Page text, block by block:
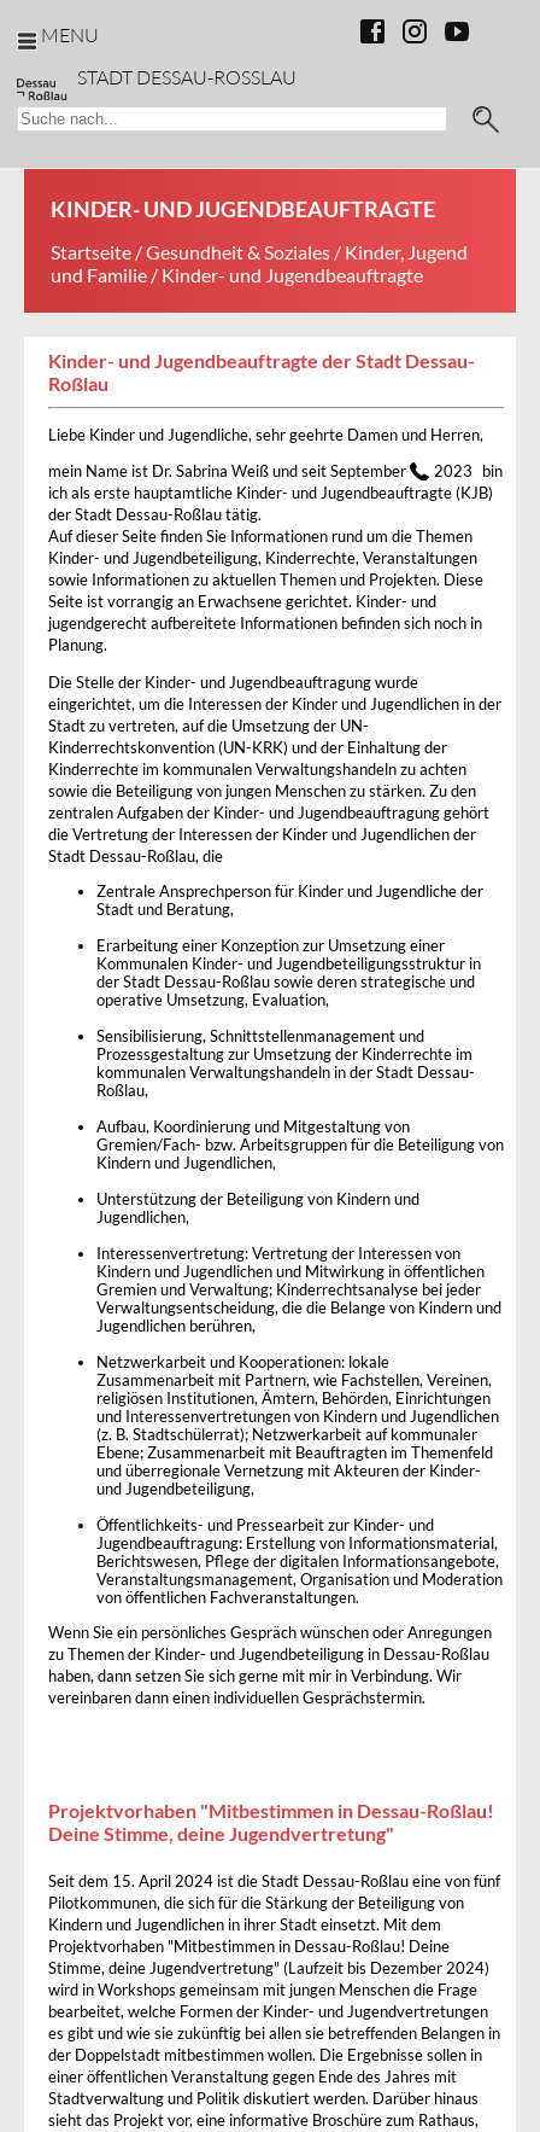
MENU
STADT DESSAU-ROSSLAU
KINDER- UND JUGENDBEAUFTRAGTE
Startseite /Gesundheit & Soziales / Kinder, Jugend
und Familie / Kinder- und Jugendbeauftragte
Kinder- und Jugendbeauftragte der Stadt Dessau-
Roßlau
Liebe Kinder und Jugendliche, sehr geehrte Damen und Herren,
mein Name ist Dr. Sabrina Weiß und seit September 2023
bin
ich als erste hauptamtliche Kinder- und Jugendbeauftragte (KJB)
der Stadt Dessau-Roßlau tätig.
Auf dieser Seite finden Sie Informationen rund um die Themen
Kinder- und Jugendbeteiligung, Kinderrechte, Veranstaltungen
sowie Informationen zu aktuellen Themen und Projekten. Diese
Seite ist vorrangig an Erwachsene gerichtet. Kinder- und
jugendgerecht aufbereitete Informationen befinden sich noch in
Planung.
Die Stelle der Kinder- und Jugendbeauftragung wurde
eingerichtet, um die Interessen der Kinder und Jugendlichen in der
Stadt zu vertreten, auf die Umsetzung der UN-
Kinderrechtskonvention (UN-KRK) und der Einhaltung der
Kinderrechte im kommunalen Verwaltungshandeln zu achten
sowie die Beteiligung von jungen Menschen zu stärken. Zu den
zentralen Aufgaben der Kinder- und Jugendbeauftragung gehört
die Vertretung der Interessen der Kinder und Jugendlichen der
Stadt Dessau-Roßlau, die
Zentrale Ansprechperson für Kinder und Jugendliche der
Stadt und Beratung,
Erarbeitung einer Konzeption zur Umsetzung einer
Kommunalen Kinder- und Jugendbeteiligungsstruktur in
der Stadt Dessau-Roßlau sowie deren strategische und
operative Umsetzung, Evaluation,
Sensibilisierung, Schnittstellenmanagement und
Prozessgestaltung zur Umsetzung der Kinderrechte im
kommunalen Verwaltungshandeln in der Stadt Dessau-
Roßlau,
Aufbau, Koordinierung und Mitgestaltung von
Gremien/Fach- bzw. Arbeitsgruppen für die Beteiligung von
Kindern und Jugendlichen,
Unterstützung der Beteiligung von Kindern und
Jugendlichen,
Interessenvertretung: Vertretung der Interessen von
Kindern und Jugendlichen und Mitwirkung in öffentlichen
Gremien und Verwaltung; Kinderrechtsanalyse bei jeder
Verwaltungsentscheidung, die die Belange von Kindern und
Jugendlichen berühren,
Netzwerkarbeit und Kooperationen: lokale
Zusammenarbeit mit Partnern, wie Fachstellen, Vereinen,
religiösen Institutionen, Ämtern, Behörden, Einrichtungen
und Interessenvertretungen von Kindern und Jugendlichen
(z. B. Stadtschülerrat); Netzwerkarbeit auf kommunaler
Ebene; Zusammenarbeit mit Beauftragten im Themenfeld
und überregionale Vernetzung mit Akteuren der Kinder-
und Jugendbeteiligung,
Öffentlichkeits- und Pressearbeit zur Kinder- und
Jugendbeauftragung: Erstellung von Informationsmaterial,
Berichtswesen, Pflege der digitalen Informationsangebote,
Veranstaltungsmanagement, Organisation und Moderation
von öffentlichen Fachveranstaltungen.
Wenn Sie ein persönliches Gespräch wünschen oder Anregungen
zu Themen der Kinder- und Jugendbeteiligung in Dessau-Roßlau
haben, dann setzen Sie sich gerne mit mir in Verbindung. Wir
vereinbaren dann einen individuellen Gesprächstermin.
Projektvorhaben "Mitbestimmen in Dessau-Roßlau!
Deine Stimme, deine Jugendvertretung"
Seit dem 15. April 2024 ist die Stadt Dessau-Roßlau eine von fünf
Pilotkommunen, die sich für die Stärkung der Beteiligung von
Kindern und Jugendlichen in ihrer Stadt einsetzt. Mit dem
Projektvorhaben "Mitbestimmen in Dessau-Roßlau! Deine
Stimme, deine Jugendvertretung" (Laufzeit bis Dezember 2024)
wird in Workshops gemeinsam mit jungen Menschen die Frage
bearbeitet, welche Formen der Kinder- und Jugendvertretungen
es gibt und wie sie zukünftig bei allen sie betreffenden Belangen in
der Doppelstadt mitbestimmen wollen. Die Ergebnisse sollen in
einer öffentlichen Veranstaltung gegen Ende des Jahres mit
Stadtverwaltung und Politik diskutiert werden. Darüber hinaus
sieht das Projekt vor, eine informative Broschüre zum Rathaus,